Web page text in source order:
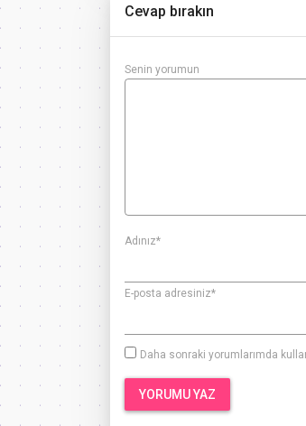
Cevap bırakın
Senin yorumun
Adınız*
E-posta adresiniz*
Daha sonraki yorumlarımda